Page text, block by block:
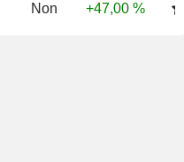
Non +47,00 %